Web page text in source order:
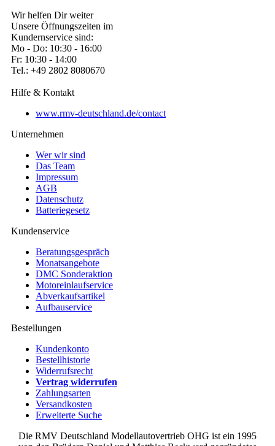
Wir helfen Dir weiter
Unsere Öffnungszeiten im
Kundernservice sind:
Mo - Do: 10:30 - 16:00
Fr: 10:30 - 14:00
Tel.: +49 2802 8080670
Hilfe & Kontakt
www.rmv-deutschland.de/contact
Unternehmen
Wer wir sind
Das Team
Impressum
AGB
Datenschutz
Batteriegesetz
Kundenservice
Beratungsgespräch
Monatsangebote
DMC Sonderaktion
Motoreinlaufservice
Abverkaufsartikel
Aufbauservice
Bestellungen
Kundenkonto
Bestellhistorie
Widerrufsrecht
Vertrag widerrufen
Zahlungsarten
Versandkosten
Erweiterte Suche
Die RMV Deutschland Modellautovertrieb OHG ist ein 1995